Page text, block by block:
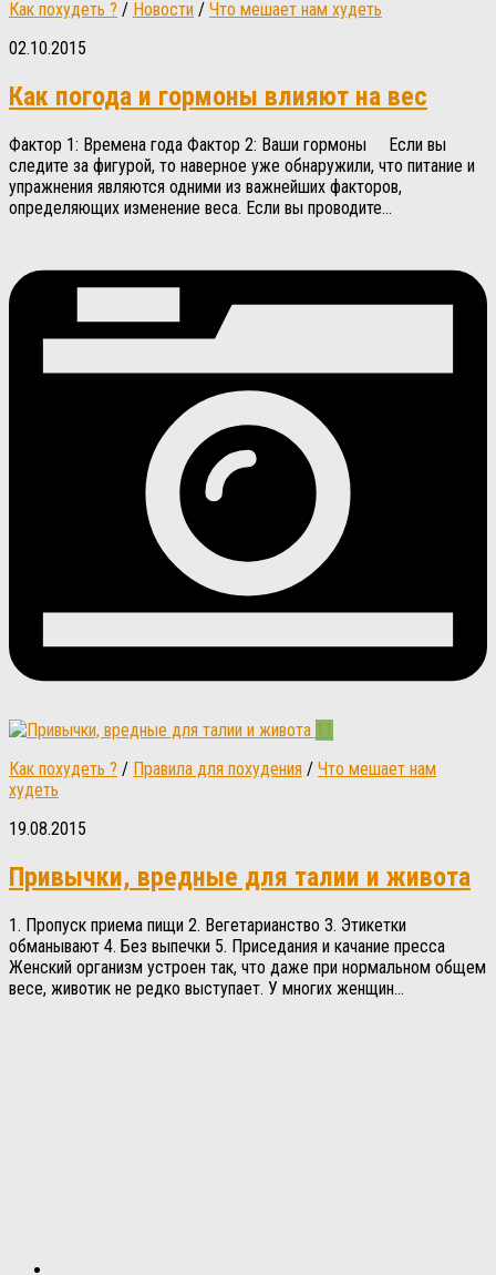
Как похудеть ? / Новости / Что мешает нам худеть
02.10.2015
Как погода и гормоны влияют на вес
Фактор 1: Времена года Фактор 2: Ваши гормоны Если вы
следите за фигурой, то наверное уже обнаружили, что питание и
упражнения являются одними из важнейших факторов,
определяющих изменение веса. Если вы проводите...
11
Как похудеть ? / Правила для похудения / Что мешает нам
худеть
19.08.2015
Привычки, вредные для талии и живота
1. Пропуск приема пищи 2. Вегетарианство 3. Этикетки
обманывают 4. Без выпечки 5. Приседания и качание пресса
Женский организм устроен так, что даже при нормальном общем
весе, животик не редко выступает. У многих женщин...